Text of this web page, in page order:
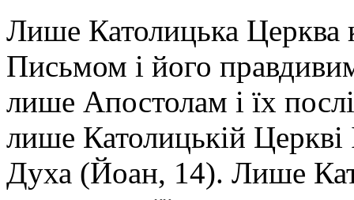
Лише Католицька Церква
Письмом і його
лише Апостолам і їх
лише Католицькій
Духа (Йоан, 14). Лише